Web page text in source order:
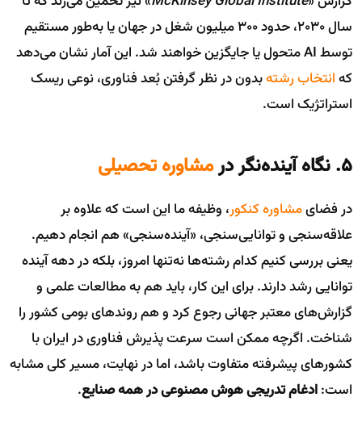
سال ۲۰۳۰، حدود ۳۰۰ میلیون شغل در جهان یا به‌طور مستقیم
توسط AI متحول یا جایگزین خواهند شد. این آمار نشان می‌دهد
کهانتخاب رشتهبدون در نظر گرفتن بُعد فناوری، نوعی ریسک
استراتژیک است.
۵. نگاه آینده‌نگر در مشاوره تحصیلی
در فضایمشاوره کنکور، وظیفه ما این است که علاوه بر
علاقه‌سنجی و توانایی‌سنجی، «آینده‌سنجی» هم انجام دهیم.
یعنی بررسی کنیم کدام رشته‌ها نه‌تنها امروز، بلکه در دهه آینده
توانایی رشد دارند. برای این کار، باید هم به مطالعات علمی و
گزارش‌های معتبر جهانی رجوع کرد و هم روندهای بومی کشور را
شناخت. اگرچه ممکن است سرعت پذیرش فناوری در ایران با
کشورهای پیشرفته متفاوت باشد، اما در نهایت، مسیر کلی مشابه
است:ادغام تدریجی هوش مصنوعی در همه صنایع.